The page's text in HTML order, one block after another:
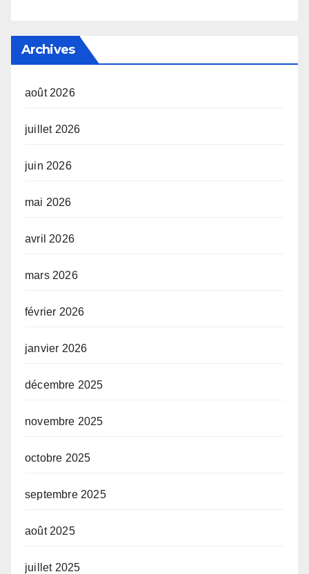
Archives
août 2026
juillet 2026
juin 2026
mai 2026
avril 2026
mars 2026
février 2026
janvier 2026
décembre 2025
novembre 2025
octobre 2025
septembre 2025
août 2025
juillet 2025